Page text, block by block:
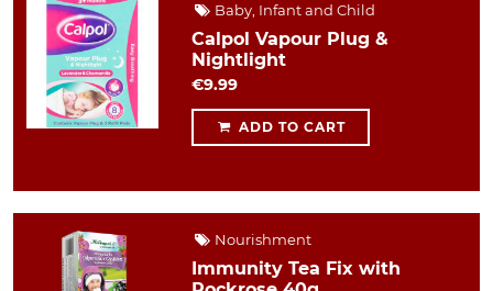
Baby, Infant and Child
Calpol Vapour Plug &
Nightlight
€9.99
ADD TO CART
Nourishment
Immunity Tea Fix with